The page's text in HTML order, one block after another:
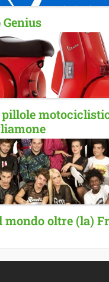
Genius
mondo oltre (la)